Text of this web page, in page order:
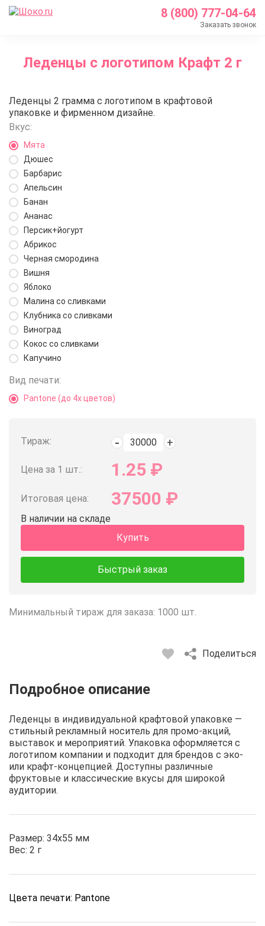
8 (800) 777-04-64
Заказать звонок
Каталог
Пищевые красители
Леденцы с логотипом Крафт 2 г
Леденцы с логотипом Крафт 2 г
Леденцы с логотипом Крафт 2 г
Леденцы 2 грамма с логотипом в крафтовой
упаковке и фирменном дизайне.
Вкус:
Мята
Дюшес
Барбарис
Апельсин
Банан
Ананас
Персик+йогурт
Абрикос
Черная смородина
Вишня
Яблоко
Малина со сливками
Клубника со сливками
Виноград
Кокос со сливками
Капучино
Вид печати:
Pantone (до 4х цветов)
Тираж:
Цена за 1 шт.: 1.25 ₽
Итоговая цена: 37500 ₽
В наличии на складе
Купить
Быстрый заказ
Минимальный тираж для заказа: 1000 шт.
Поделиться
Описание Отзывы Рецепты
Леденцы в индивидуальной крафтовой упаковке —
стильный рекламный носитель для промо-акций,
выставок и мероприятий. Упаковка оформляется с
логотипом компании и подходит для брендов с эко-
или крафт-концепцией. Доступны различные
фруктовые и классические вкусы для широкой
аудитории.
Размер: 34х55 мм
Вес: 2 г
Цвета печати: Pantone